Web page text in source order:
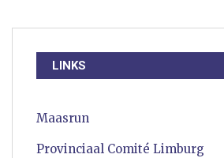
LINKS
Maasrun
Provinciaal Comité Limburg